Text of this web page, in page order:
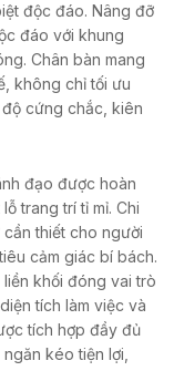
độc đáo. Nâng đỡ
đáo với khung
Chân bàn mang
không chỉ tối ưu
cứng chắc, kiên
đạo được hoàn
trang trí tỉ mỉ. Chi
thiết cho người
cảm giác bí bách.
khối đóng vai trò
tích làm việc và
tích hợp đầy đủ
kéo tiện lợi,